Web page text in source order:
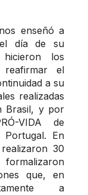
enseñó a
día de su
los
reafirmar el
a su
realizadas
Brasil, y por
VIDA de
Portugal. En
30
formalizaron
que, en
a